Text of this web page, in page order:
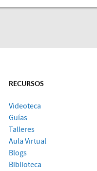
RECURSOS
Videoteca
Guías
Talleres
Aula Virtual
Blogs
Biblioteca